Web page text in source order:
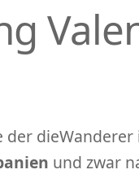
dieWanderer
und zwar